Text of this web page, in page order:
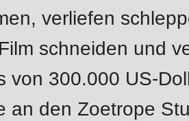
verliefen
schneiden und
von 300.000 US-
an den Zoetrope